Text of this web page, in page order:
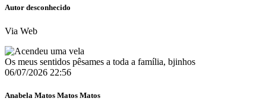
Autor desconhecido
Via Web
Os meus sentidos pêsames a toda a família, bjinhos
06/07/2026 22:56
Anabela Matos Matos Matos